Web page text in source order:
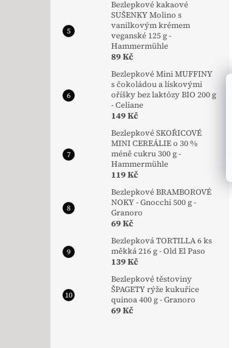
Bezlepkové kakaové
SUŠENKY Molino s
vanilkovým krémem
veganské 125 g -
Hammermühle
89 Kč
Bezlepkové Mini MUFFINY
s čokoládou a lískovými
oříšky bez laktózy BIO 200 g
- Celiane
149 Kč
Bezlepkové SKOŘICOVÉ
MINI CEREÁLIE o 30 %
méně cukru 300 g -
Hammermühle
119 Kč
Bezlepkové BRAMBOROVÉ
NOKY - Gnocchi 500 g -
Granoro
69 Kč
Bezlepková TORTILLA 6 ks
měkká 216 g - Old El Paso
139 Kč
Bezlepkové těstoviny
ŠPAGETY rýže kukuřice
quinoa 400 g - Granoro
69 Kč